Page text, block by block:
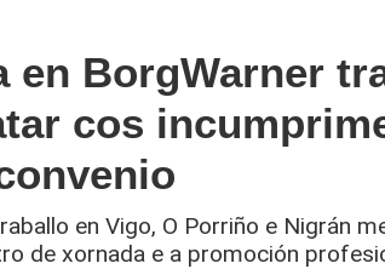
en BorgWarner
cos
en Vigo, O Porriño e Nigrán
de xornada e a promoción